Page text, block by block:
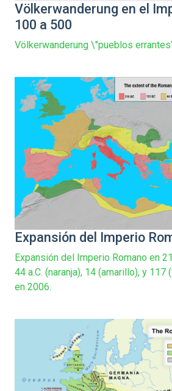
Völkerwanderung en el
100 a 500
Völkerwanderung \"pueblos
Expansión del Imperio
Expansión del Imperio Romano en
44 a.C. (naranja), 14 (amarillo), y 117
en 2006.